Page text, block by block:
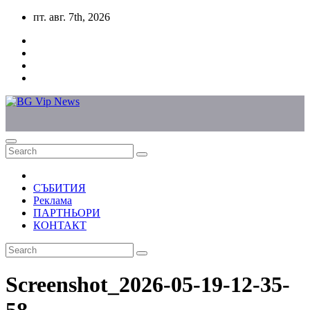
Skip
content
пт. авг. 7th, 2026
СЪБИТИЯ
Реклама
ПАРТНЬОРИ
КОНТАКТ
Screenshot_2026-05-19-12-35-